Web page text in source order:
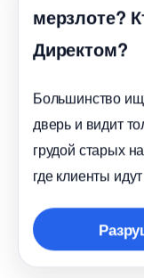
мерзлоте?
Директом?
Большинство
дверь и видит
рудой старых
де клиенты